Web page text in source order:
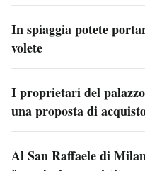
In spiaggia potete
volete
I proprietari del
una proposta di
Al San Raffaele di